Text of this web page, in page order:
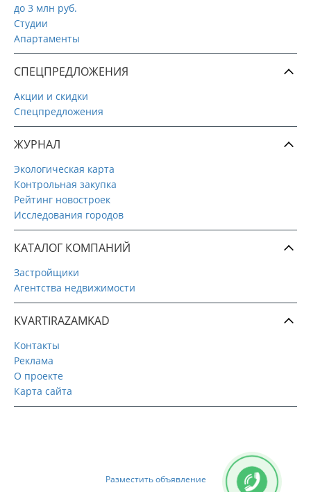
до 3 млн руб.
Студии
Апартаменты
СПЕЦПРЕДЛОЖЕНИЯ
Акции и скидки
Спецпредложения
ЖУРНАЛ
Экологическая карта
Контрольная закупка
Рейтинг новостроек
Исследования городов
КАТАЛОГ КОМПАНИЙ
Застройщики
Агентства недвижимости
KVARTIRAZAMKAD
Контакты
Реклама
О проекте
Карта сайта
Разместить объявление